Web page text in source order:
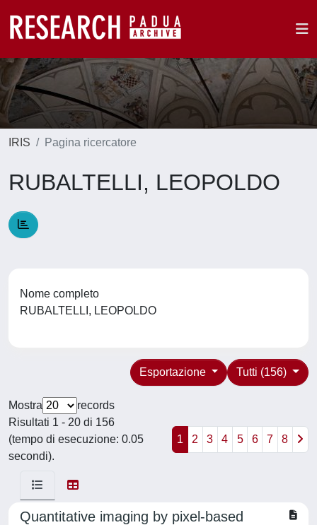
IRIS Pagina ricercatore
RUBALTELLI, LEOPOLDO
Nome completo
RUBALTELLI, LEOPOLDO
Tutti (156)
Esportazione
Mostra
records
Risultati 1 - 20 di 156
(tempo di esecuzione: 0.05
secondi).
1 2 3 4 5 6 7 8
Quantitative imaging by pixel-based